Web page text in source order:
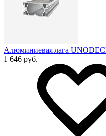
Алюминиевая лага
1 646 руб.